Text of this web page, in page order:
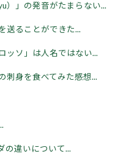
）」の発音がたまらない...
送ることができた...
ッソ」は人名ではない...
刺身を食べてみた感想...
の違いについて...